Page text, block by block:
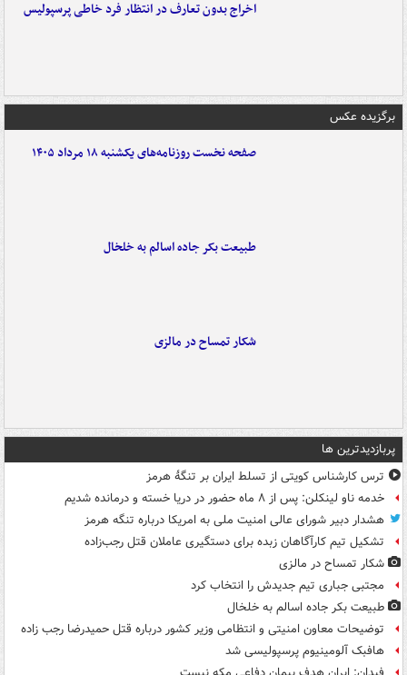
اخراج بدون تعارف در انتظار فرد خاطی پرسپولیس
برگزیده عکس
صفحه نخست روزنامه‌های یکشنبه ۱۸ مرداد ۱۴۰۵
طبیعت بکر جاده اسالم به خلخال
شکار تمساح در مالزی
پربازدیدترین ها
ترس کارشناس کویتی از تسلط ایران بر تنگۀ هرمز
خدمه ناو لینکلن: پس از ۸ ماه حضور در دریا خسته و درمانده‌ شدیم
هشدار دبیر شورای عالی امنیت ملی به امریکا درباره تنگه هرمز
تشکیل تیم کارآگاهان زبده برای دستگیری عاملان قتل رجب‌زاده
شکار تمساح در مالزی
مجتبی جباری تیم جدیدش را انتخاب کرد
طبیعت بکر جاده اسالم به خلخال
توضیحات معاون امنیتی و انتظامی وزیر کشور درباره قتل حمیدرضا رجب زاده
هافبک آلومینیوم پرسپولیسی شد